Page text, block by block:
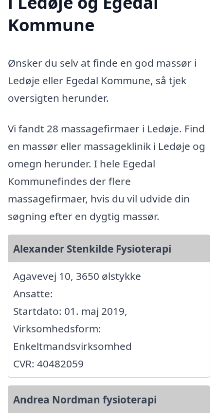
Kommune
Ønsker du selv at finde en god massør i
Ledøje eller Egedal Kommune, så tjek
oversigten herunder.
Vi fandt 28 massagefirmaer i Ledøje. Find
en massør eller massageklinik i Ledøje og
omegn herunder. I hele Egedal
Kommunefindes der flere
massagefirmaer, hvis du vil udvide din
søgning efter en dygtig massør.
Alexander Stenkilde Fysioterapi
Agavevej 10, 3650 ølstykke
Ansatte:
Startdato: 01. maj 2019,
Virksomhedsform:
Enkeltmandsvirksomhed
CVR: 40482059
Andrea Nordman fysioterapi